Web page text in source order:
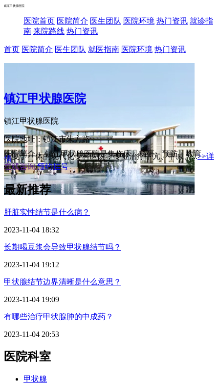
镇江甲状腺医院
医院首页 医院简介 医生团队 医院环境 热门资讯 就诊指
南 来院路线 热门资讯
首页 医院简介 医生团队 就医指南 医院环境 热门资讯
镇江甲状腺医院
镇江甲状腺医院
医院地址：镇江市朱方路
医院简介： 镇江甲状腺医院是集临床、科研、预防、教育、
康复于一体的现代化专科医院，专业治疗甲亢、甲减、...>>详
情
在线咨询 预约挂号
最新推荐
肝脏实性结节是什么病？
2023-11-04 18:32
长期喝豆浆会导致甲状腺结节吗？
2023-11-04 19:12
甲状腺结节边界清晰是什么意思？
2023-11-04 19:09
有哪些治疗甲状腺肿的中成药？
2023-11-04 20:53
医院科室
甲状腺